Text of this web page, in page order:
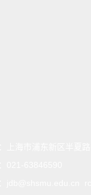
jdb@shsmu.edu.cn